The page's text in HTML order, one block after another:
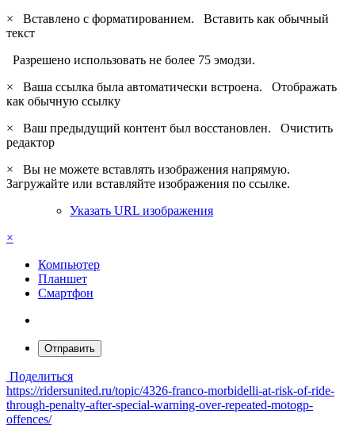
×
Вставлено с форматированием. Вставить как обычный
текст
Разрешено использовать не более 75 эмодзи.
×
Ваша ссылка была автоматически встроена. Отображать
как обычную ссылку
×
Ваш предыдущий контент был восстановлен. Очистить
редактор
×
Вы не можете вставлять изображения напрямую.
Загружайте или вставляйте изображения по ссылке.
Указать URL изображения
×
Компьютер
Планшет
Смартфон
Отправить
Поделиться
https://ridersunited.ru/topic/4326-franco-morbidelli-at-risk-of-ride-
through-penalty-after-special-warning-over-repeated-motogp-
offences/